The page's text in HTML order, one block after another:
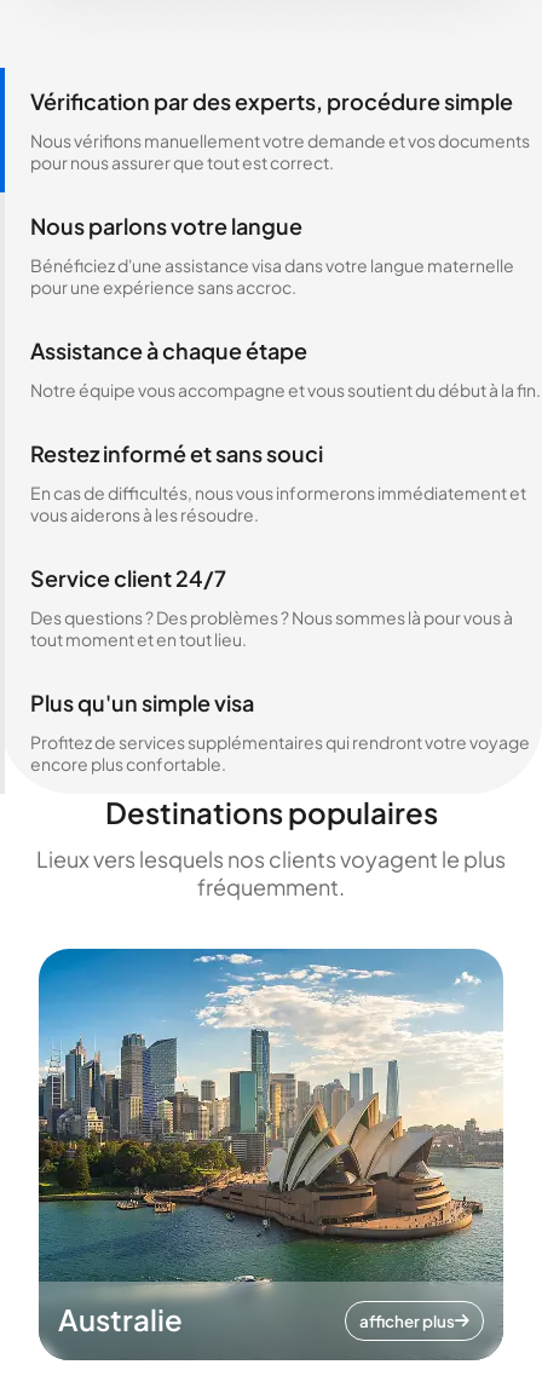
Vérification par des experts, procédure simple
Nous vérifions manuellement votre demande et vos documents
pour nous assurer que tout est correct.
Nous parlons votre langue
Bénéficiez d'une assistance visa dans votre langue maternelle
pour une expérience sans accroc.
Assistance à chaque étape
Notre équipe vous accompagne et vous soutient du début à la fin.
Restez informé et sans souci
En cas de difficultés, nous vous informerons immédiatement et
vous aiderons à les résoudre.
Service client 24/7
Des questions ? Des problèmes ? Nous sommes là pour vous à
tout moment et en tout lieu.
Plus qu'un simple visa
Profitez de services supplémentaires qui rendront votre voyage
encore plus confortable.
Destinations populaires
Lieux vers lesquels nos clients voyagent le plus
fréquemment.
Australie afficher plus